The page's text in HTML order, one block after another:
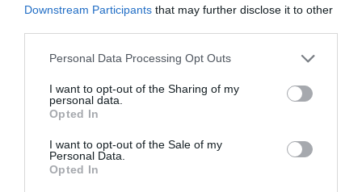
Downstream Participants that may further disclose it to other
Personal Data Processing Opt Outs
I want to opt-out of the Sharing of my
personal data.
Opted In
I want to opt-out of the Sale of my
Personal Data.
Opted In